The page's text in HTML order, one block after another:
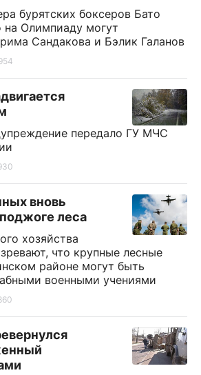
бурятских боксеров Бато
на Олимпиаду могут
Сандакова и Бэлик Галанов
передало ГУ МЧС
вновь
леса
хозяйства
что крупные лесные
районе могут быть
военными учениями